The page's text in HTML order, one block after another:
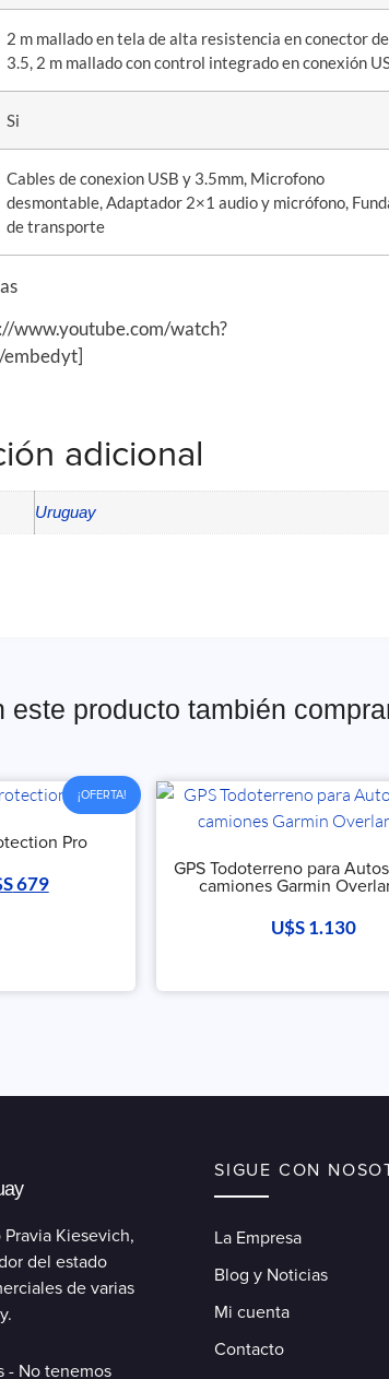
2 m mallado en tela de alta resistencia en conector de
3.5, 2 m mallado con control integrado en conexión
Si
Cables de conexion USB y 3.5mm, Microfono
desmontable, Adaptador 2×1 audio y micrófono,
de transporte
www.youtube.com/watch?
adicional
Uruguay
este producto también
¡OFERTA!
Pro
679
GPS Todoterreno para
camiones Garmin
U$S1.130
Kiesevich,
del estado
de varias
- No tenemos
SIGUE CON
La Empresa
Blog y Noticias
Mi cuenta
Contacto